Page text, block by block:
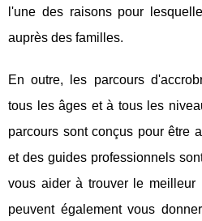
l'une des raisons pour
auprès des familles.
En outre, les parcours
tous les âges et à tous les
parcours sont conçus pour être
et des guides professionnels
vous aider à trouver le meilleur
peuvent également vous